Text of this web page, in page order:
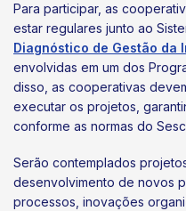
Para participar, as
estar regulares junto ao
Diagnóstico de Gestão da
envolvidas em um dos
disso, as cooperativas
executar os projetos,
conforme as normas do
Serão contemplados
desenvolvimento de novos
processos, inovações